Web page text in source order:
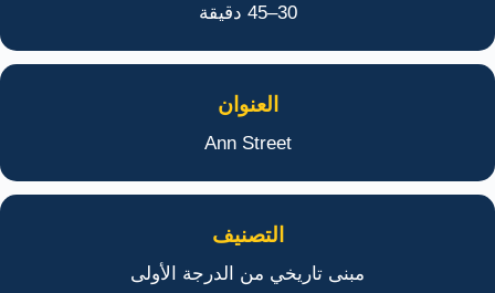
30–45 دقيقة
العنوان
Ann Street
التصنيف
مبنى تاريخي من الدرجة الأولى